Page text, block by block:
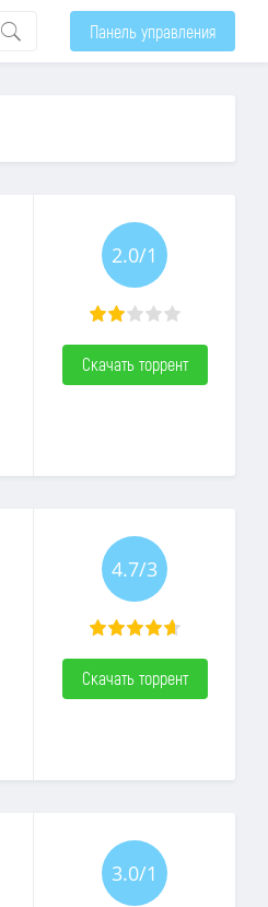
Панель управления
2.0/1
Скачать торрент
4.7/3
Скачать торрент
3.0/1